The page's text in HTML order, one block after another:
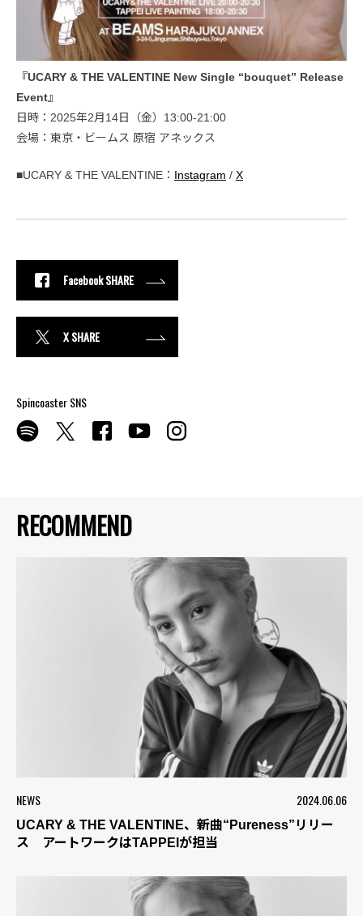
RECOMMEND
NEWS 2024.06.06
UCARY & THE VALENTINE、新曲“Pureness”リリー
ス アートワークはTAPPEIが担当
『UCARY & THE VALENTINE New Single “bouquet” Release
Event』
日時：2025年2月14日（金）13:00-21:00
会場：東京・ビームス 原宿 アネックス
■UCARY & THE VALENTINE： Instagram / X
Facebook SHARE
X SHARE
Spincoaster SNS